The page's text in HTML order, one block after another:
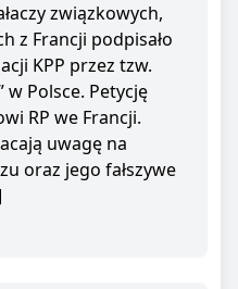
związkowych,
z Francji podpisało
KPP przez tzw.
w Polsce. Petycję
RP we Francji.
uwagę na
oraz jego fałszywe